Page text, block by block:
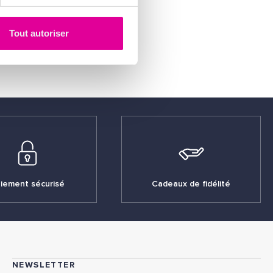
Tout autoriser
sécurisé Cadeaux de fidélité
NEWSLETTER